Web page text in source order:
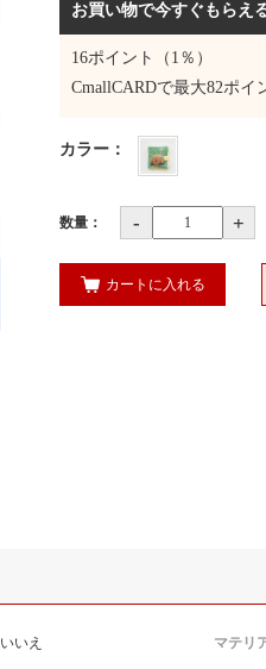
お買い物で今すぐもらえ
16ポイント（1％）
CmallCARDで最大82ポイ
カラー ：
数量： - +
カートに入れる
いいえ マテリ